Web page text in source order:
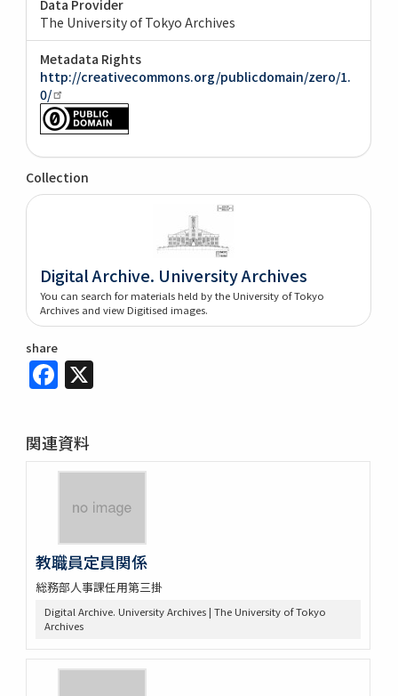
Data Provider
The University of Tokyo Archives
Metadata Rights
http://creativecommons.org/publicdomain/zero/1.
0/
Collection
Digital Archive. University Archives
You can search for materials held by the University of Tokyo
Archives and view Digitised images.
share
Facebook
関連資料
教職員定員関係
総務部人事課任用第三掛
Digital Archive. University Archives | The University of Tokyo
Archives